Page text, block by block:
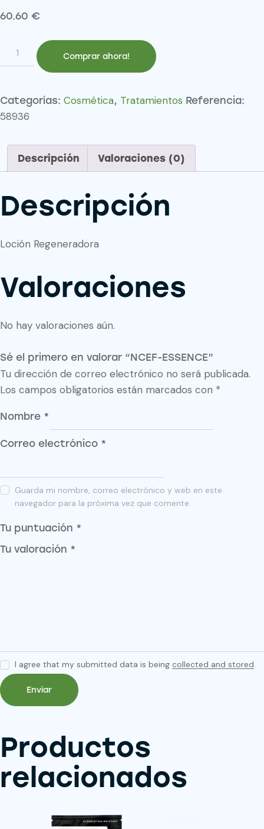
60.60 €
NCEF-
ESSENCE
Comprar ahora!
Categorías: Cosmética, Tratamientos Referencia:
58936
Descripción Valoraciones (0)
Descripción
Loción Regeneradora
Valoraciones
No hay valoraciones aún.
Sé el primero en valorar “NCEF-ESSENCE”
Tu dirección de correo electrónico no será publicada.
Los campos obligatorios están marcados con *
Nombre *
Correo electrónico *
Guarda mi nombre, correo electrónico y web en este
navegador para la próxima vez que comente.
Tu puntuación *
Tu valoración *
I agree that my submitted data is beingcollected and stored.
Productos
relacionados